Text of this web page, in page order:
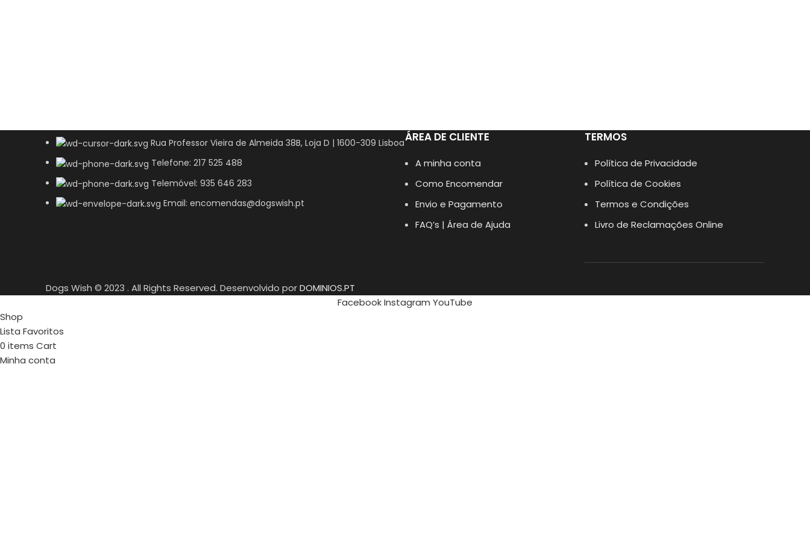
Rua Professor Vieira de Almeida 38B, Loja D | 1600-309 Lisboa
Telefone: 217 525 488
Telemóvel: 935 646 283
Email: encomendas@dogswish.pt
ÁREA DE CLIENTE
A minha conta
Como Encomendar
Envio e Pagamento
FAQ’s | Área de Ajuda
TERMOS
Política de Privacidade
Política de Cookies
Termos e Condições
Livro de Reclamações Online
Dogs Wish © 2023 . All Rights Reserved. Desenvolvido porDOMINIOS.PT
FacebookInstagram YouTube
Shop
Lista Favoritos
0 items Cart
Minha conta